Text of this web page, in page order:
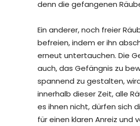
denn die gefangenen
Ein anderer, noch freier
befreien, indem er ihn
erneut untertauchen. Die
auch, das Gefängnis zu
spannend zu gestalten,
innerhalb dieser Zeit, alle
es ihnen nicht, dürfen sich
für einen klaren Anreiz und